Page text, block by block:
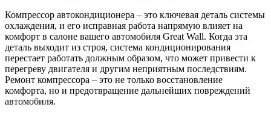
Компрессор автокондиционера – это ключевая деталь системы
охлаждения, и его исправная работа напрямую влияет на
комфорт в салоне вашего автомобиля Great Wall. Когда эта
деталь выходит из строя, система кондиционирования
перестает работать должным образом, что может привести к
перегреву двигателя и другим неприятным последствиям.
Ремонт компрессора – это не только восстановление
комфорта, но и предотвращение дальнейших повреждений
автомобиля.